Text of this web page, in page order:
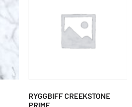
RYGGBIFF CREEKSTONE
PRIME